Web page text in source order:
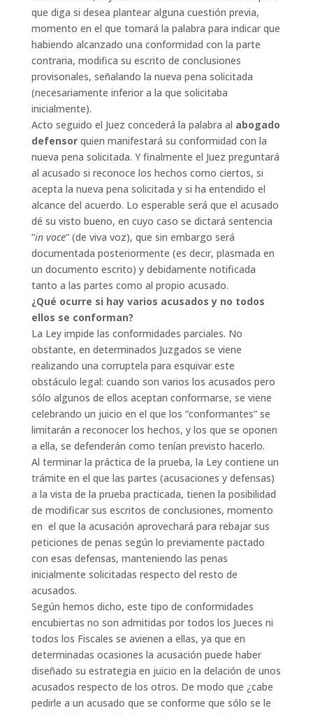
que diga si desea plantear alguna cuestión previa,
momento en el que tomará la palabra para indicar que
habiendo alcanzado una conformidad con la parte
contraria, modifica su escrito de conclusiones
provisonales, señalando la nueva pena solicitada
(necesariamente inferior a la que solicitaba
inicialmente).
Acto seguido el Juez concederá la palabra al abogado
defensorquien manifestará su conformidad con la
nueva pena solicitada. Y finalmente el Juez preguntará
al acusado si reconoce los hechos como ciertos, si
acepta la nueva pena solicitada y si ha entendido el
alcance del acuerdo. Lo esperable será que el acusado
dé su visto bueno, en cuyo caso se dictará sentencia
“in voce” (de viva voz), que sin embargo será
documentada posteriormente (es decir, plasmada en
un documento escrito) y debidamente notificada
tanto a las partes como al propio acusado.
¿Qué ocurre si hay varios acusados y no todos
ellos se conforman?
La Ley impide las conformidades parciales. No
obstante, en determinados Juzgados se viene
realizando una corruptela para esquivar este
obstáculo legal: cuando son varios los acusados pero
sólo algunos de ellos aceptan conformarse, se viene
celebrando un juicio en el que los “conformantes” se
limitarán a reconocer los hechos, y los que se oponen
a ella, se defenderán como tenían previsto hacerlo.
Al terminar la práctica de la prueba, la Ley contiene un
trámite en el que las partes (acusaciones y defensas)
a la vista de la prueba practicada, tienen la posibilidad
de modificar sus escritos de conclusiones, momento
en el que la acusación aprovechará para rebajar sus
peticiones de penas según lo previamente pactado
con esas defensas, manteniendo las penas
inicialmente solicitadas respecto del resto de
acusados.
Según hemos dicho, este tipo de conformidades
encubiertas no son admitidas por todos los Jueces ni
todos los Fiscales se avienen a ellas, ya que en
determinadas ocasiones la acusación puede haber
diseñado su estrategia en juicio en la delación de unos
acusados respecto de los otros. De modo que ¿cabe
pedirle a un acusado que se conforme que sólo se le